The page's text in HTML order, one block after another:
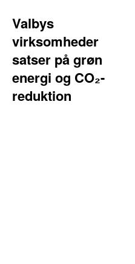
Valbys
virksomheder
satser på grøn
energi og CO₂-
reduktion